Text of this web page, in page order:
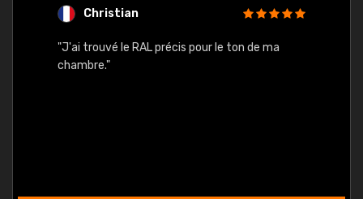
Christian
"J'ai trouvé le RAL précis pour le ton de ma
chambre."